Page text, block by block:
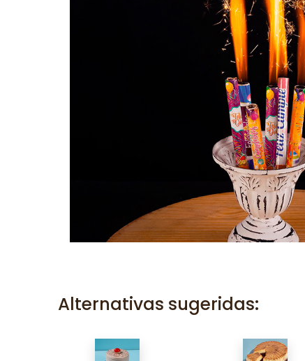
Alternativas sugeridas: